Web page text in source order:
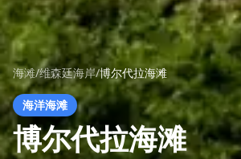
海滩/维森廷海岸/博尔代拉海滩
海洋海滩
博尔代拉海滩